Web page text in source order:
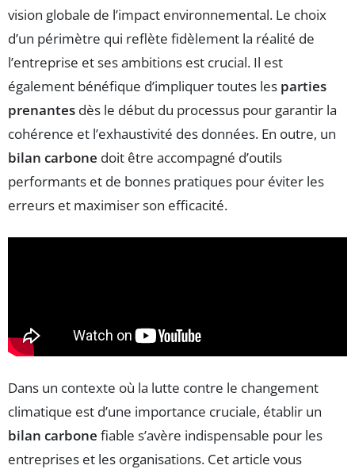
vision globale de l’impact environnemental. Le choix
d’un périmètre qui reflète fidèlement la réalité de
l’entreprise et ses ambitions est crucial. Il est
également bénéfique d’impliquer toutes les parties
prenantes dès le début du processus pour garantir la
cohérence et l’exhaustivité des données. En outre, un
bilan carbone doit être accompagné d’outils
performants et de bonnes pratiques pour éviter les
erreurs et maximiser son efficacité.
Dans un contexte où la lutte contre le changement
climatique est d’une importance cruciale, établir un
bilan carbone fiable s’avère indispensable pour les
entreprises et les organisations. Cet article vous